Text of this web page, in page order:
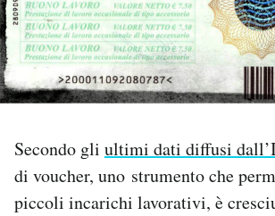
PODCAST
NEWSLETTER
I MIEI PREFERITI
SHOP
Secondo gli ultimi dati diffusi
di voucher, uno strumento che
piccoli incarichi lavorativi, è